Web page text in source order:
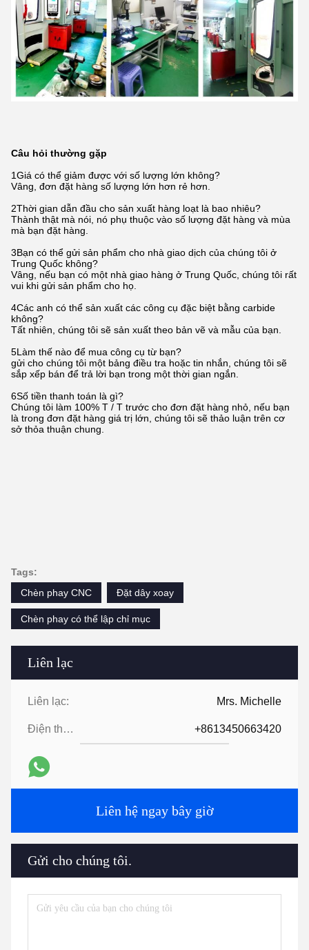
Liên lạc
Liên lạc: Mrs. Michelle
Điện thoại: +8613450663420
Liên hệ ngay bây giờ
Gửi cho chúng tôi.
Câu hỏi thường gặp
1Giá có thể giảm được với số lượng lớn không?
Vâng, đơn đặt hàng số lượng lớn hơn rẻ hơn.
2Thời gian dẫn đầu cho sản xuất hàng loạt là bao nhiêu?
Thành thật mà nói, nó phụ thuộc vào số lượng đặt hàng và mùa
mà bạn đặt hàng.
3Bạn có thể gửi sản phẩm cho nhà giao dịch của chúng tôi ở
Trung Quốc không?
Vâng, nếu bạn có một nhà giao hàng ở Trung Quốc, chúng tôi rất
vui khi gửi sản phẩm cho họ.
4Các anh có thể sản xuất các công cụ đặc biệt bằng carbide
không?
Tất nhiên, chúng tôi sẽ sản xuất theo bản vẽ và mẫu của bạn.
5Làm thế nào để mua công cụ từ bạn?
gửi cho chúng tôi một bảng điều tra hoặc tin nhắn, chúng tôi sẽ
sắp xếp bán để trả lời bạn trong một thời gian ngắn.
6Số tiền thanh toán là gì?
Chúng tôi làm 100% T / T trước cho đơn đặt hàng nhỏ, nếu bạn
là trong đơn đặt hàng giá trị lớn, chúng tôi sẽ thảo luận trên cơ
sở thỏa thuận chung.
Tags:
Chèn phay CNC
Đặt dây xoay
Chèn phay có thể lập chỉ mục